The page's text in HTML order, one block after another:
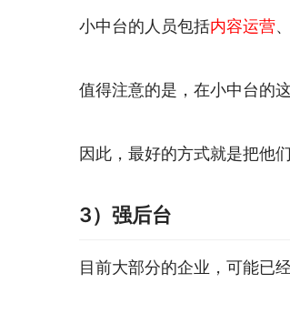
小中台的人员包括内容运营
值得注意的是，在小中台的
因此，最好的方式就是把他
3）强后台
目前大部分的企业，可能已